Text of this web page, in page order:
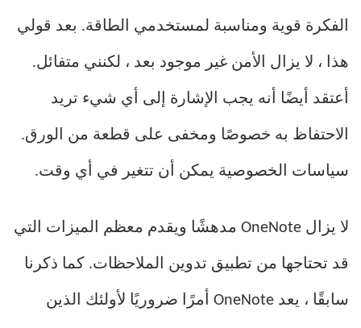
الفكرة قوية ومناسبة لمستخدمي الطاقة. بعد قولي
هذا ، لا يزال الأمن غير موجود بعد ، لكنني متفائل.
أعتقد أيضًا أنه يجب الإشارة إلى أي شيء تريد
الاحتفاظ به خصوصًا ومخفى على قطعة من الورق.
سياسات الخصوصية يمكن أن تتغير في أي وقت.
لا يزال OneNote مدهشًا ويقدم معظم الميزات التي
قد تحتاجها من تطبيق تدوين الملاحظات. كما ذكرنا
سابقًا ، يعد OneNote أمرًا ضروريًا لأولئك الذين